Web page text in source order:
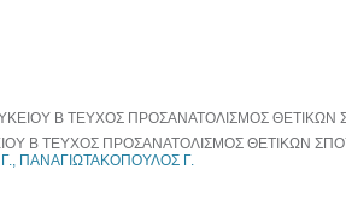
Β ΤΕΥΧΟΣ ΠΡΟΣΑΝΑΤΟΛΙΣΜΟΣ ΘΕΤΙΚΩΝ
ΠΑΝΑΓΙΩΤΑΚΟΠΟΥΛΟΣ Γ.